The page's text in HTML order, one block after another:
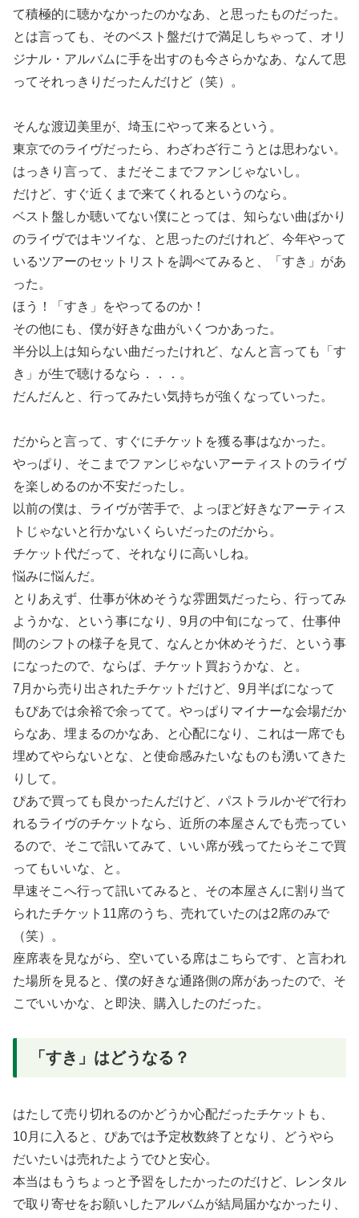
て積極的に聴かなかったのかなあ、と思ったものだった。
とは言っても、そのベスト盤だけで満足しちゃって、オリ
ジナル・アルバムに手を出すのも今さらかなあ、なんて思
ってそれっきりだったんだけど（笑）。
そんな渡辺美里が、埼玉にやって来るという。
東京でのライヴだったら、わざわざ行こうとは思わない。
はっきり言って、まだそこまでファンじゃないし。
だけど、すぐ近くまで来てくれるというのなら。
ベスト盤しか聴いてない僕にとっては、知らない曲ばかり
のライヴではキツイな、と思ったのだけれど、今年やって
いるツアーのセットリストを調べてみると、「すき」があ
った。
ほう！「すき」をやってるのか！
その他にも、僕が好きな曲がいくつかあった。
半分以上は知らない曲だったけれど、なんと言っても「す
き」が生で聴けるなら．．．。
だんだんと、行ってみたい気持ちが強くなっていった。
だからと言って、すぐにチケットを獲る事はなかった。
やっぱり、そこまでファンじゃないアーティストのライヴ
を楽しめるのか不安だったし。
以前の僕は、ライヴが苦手で、よっぽど好きなアーティス
トじゃないと行かないくらいだったのだから。
チケット代だって、それなりに高いしね。
悩みに悩んだ。
とりあえず、仕事が休めそうな雰囲気だったら、行ってみ
ようかな、という事になり、9月の中旬になって、仕事仲
間のシフトの様子を見て、なんとか休めそうだ、という事
になったので、ならば、チケット買おうかな、と。
7月から売り出されたチケットだけど、9月半ばになって
もぴあでは余裕で余ってて。やっぱりマイナーな会場だか
らなあ、埋まるのかなあ、と心配になり、これは一席でも
埋めてやらないとな、と使命感みたいなものも湧いてきた
りして。
ぴあで買っても良かったんだけど、パストラルかぞで行わ
れるライヴのチケットなら、近所の本屋さんでも売ってい
るので、そこで訊いてみて、いい席が残ってたらそこで買
ってもいいな、と。
早速そこへ行って訊いてみると、その本屋さんに割り当て
られたチケット11席のうち、売れていたのは2席のみで
（笑）。
座席表を見ながら、空いている席はこちらです、と言われ
た場所を見ると、僕の好きな通路側の席があったので、そ
こでいいかな、と即決、購入したのだった。
「すき」はどうなる？
はたして売り切れるのかどうか心配だったチケットも、
10月に入ると、ぴあでは予定枚数終了となり、どうやら
だいたいは売れたようでひと安心。
本当はもうちょっと予習をしたかったのだけど、レンタル
で取り寄せをお願いしたアルバムが結局届かなかったり、